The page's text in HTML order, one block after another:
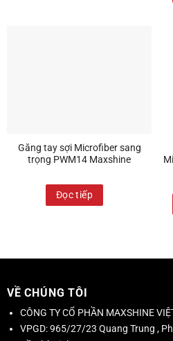
Găng tay sợi Microfiber sang
trọng PWM14 Maxshine
Đọc tiếp
VỀ CHÚNG TÔI
CÔNG TY CỔ PHẦN MAXSHINE
VPGD:965/27/23 Quang Trung ,